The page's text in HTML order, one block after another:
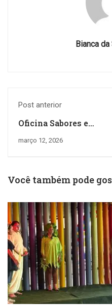
Bianca
Post anterior
Oficina Sabores e
Saberes: o sanduíche
março 12, 2026
Você também pode